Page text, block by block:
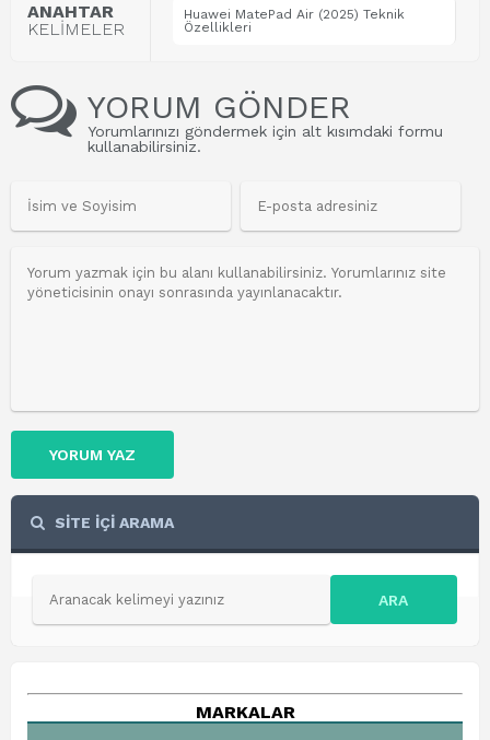
ANAHTAR
KELİMELER
Huawei MatePad Air (2025) Teknik
Özellikleri
YORUM GÖNDER
Yorumlarınızı göndermek için alt kısımdaki formu
kullanabilirsiniz.
YORUM YAZ
SİTE İÇİ ARAMA
ARA
MARKALAR